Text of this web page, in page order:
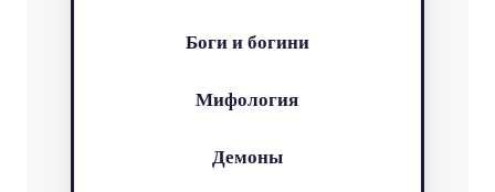
Боги и богини
Мифология
Демоны